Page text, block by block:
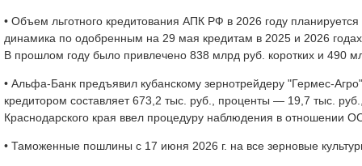
• Объем льготного кредитования АПК РФ в 2026 году
динамика по одобренным на 29 мая кредитам в 2025 и 2026
В прошлом году было привлечено 838 млрд руб. коротких и 490
• Альфа-Банк предъявил кубанскому зернотрейдеру "Гермес-
кредитором составляет 673,2 тыс. руб., проценты — 19,7 тыс.
Краснодарского края ввел процедуру наблюдения в отношении
• Таможенные пошлины с 17 июня 2026 г. на все зерновые